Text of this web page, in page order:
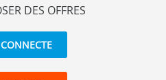
DES OFFRES